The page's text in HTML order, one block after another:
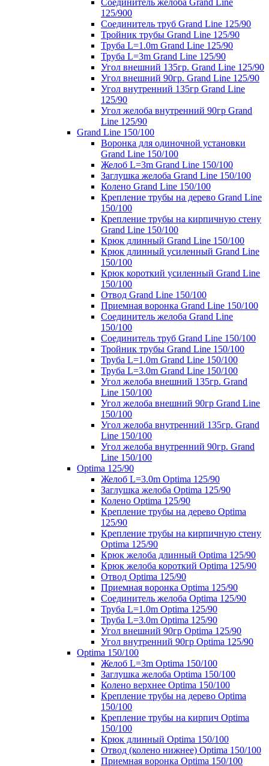
Соединитель желоба Grand Line
125/900
Соединитель труб Grand Line 125/90
Тройник трубы Grand Line 125/90
Труба L=1.0m Grand Line 125/90
Труба L=3m Grand Line 125/90
Угол внешний 135гр. Grand Line 125/90
Угол внешний 90гр. Grand Line 125/90
Угол внутренний 135гр Grand Line
125/90
Угол желоба внутренний 90гр Grand
Line 125/90
Grand Line 150/100
Воронка для одиночной установки
Grand Line 150/100
Желоб L=3m Grand Line 150/100
Заглушка желоба Grand Line 150/100
Колено Grand Line 150/100
Крепление трубы на дерево Grand Line
150/100
Крепление трубы на кирпичную стену
Grand Line 150/100
Крюк длинный Grand Line 150/100
Крюк длинный усиленный Grand Line
150/100
Крюк короткий усиленный Grand Line
150/100
Отвод Grand Line 150/100
Приемная воронка Grand Line 150/100
Соединитель желоба Grand Line
150/100
Соединитель труб Grand Line 150/100
Тройник трубы Grand Line 150/100
Труба L=1.0m Grand Line 150/100
Труба L=3.0m Grand Line 150/100
Угол желоба внешний 135гр. Grand
Line 150/100
Угол желоба внешний 90гр Grand Line
150/100
Угол желоба внутренний 135гр. Grand
Line 150/100
Угол желоба внутренний 90гр. Grand
Line 150/100
Optima 125/90
Желоб L=3.0m Optima 125/90
Заглушка желоба Optima 125/90
Колено Optima 125/90
Крепление трубы на дерево Optima
125/90
Крепление трубы на кирпичную стену
Optima 125/90
Крюк желоба длинный Optima 125/90
Крюк желоба короткий Optima 125/90
Отвод Optima 125/90
Приемная воронка Optima 125/90
Соединитель желоба Optima 125/90
Труба L=1.0m Optima 125/90
Труба L=3.0m Optima 125/90
Угол внешний 90гр Optima 125/90
Угол внутренний 90гр Optima 125/90
Optima 150/100
Желоб L=3m Optima 150/100
Заглушка желоба Optima 150/100
Колено верхнее Optima 150/100
Крепление трубы на дерево Optima
150/100
Крепление трубы на кирпич Optima
150/100
Крюк длинный Optima 150/100
Отвод (колено нижнее) Optima 150/100
Приемная воронка Optima 150/100